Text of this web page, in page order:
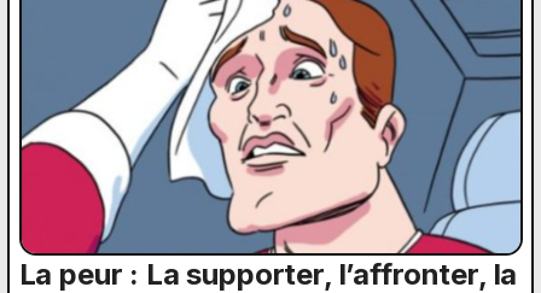
La peur : La supporter, l’affronter, la